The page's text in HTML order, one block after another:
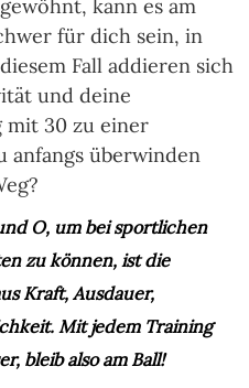
kann es am
für dich sein, in
Fall addieren sich
und deine
mit 30 zu einer
anfangs überwinden
O, um bei sportlichen
zu können, ist die
Kraft, Ausdauer,
Mit jedem Training
bleib also am Ball!